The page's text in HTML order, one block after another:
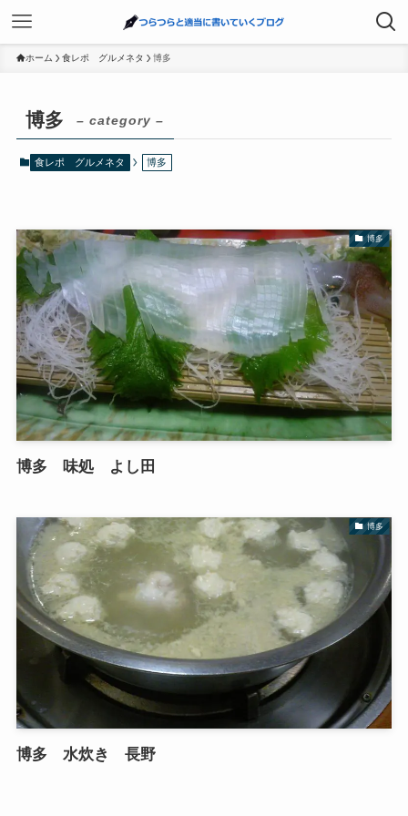
ホーム 食レポ グルメネタ 博多
博多 – category –
食レポ グルメネタ 博多
博多
博多 味処 よし田
博多
博多 水炊き 長野